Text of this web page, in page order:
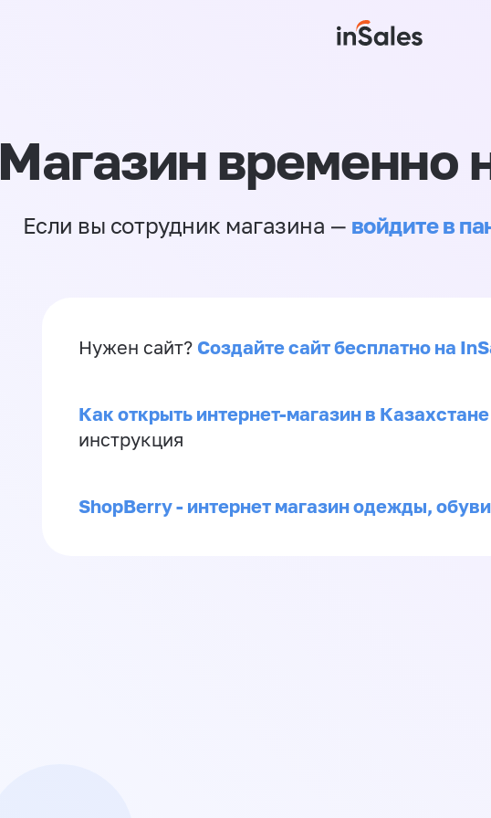
Магазин временно
Если вы сотрудник магазина — войдите в
Нужен сайт? Создайте сайт бесплатно на
Как открыть интернет-магазин в Казахстане
инструкция
ShopBerry - интернет магазин одежды,